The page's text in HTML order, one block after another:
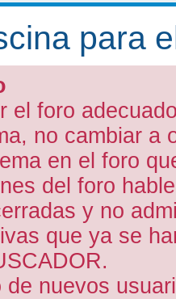
para
el foro
no cambiar a
en el foro
del foro
y no
que ya se
de nuevos